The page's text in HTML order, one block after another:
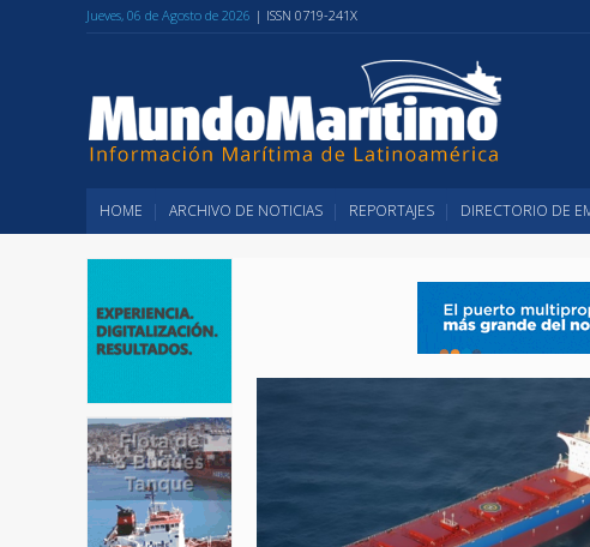
Jueves, 06 de Agosto de 2026 | ISSN 0719-241X
HOME ARCHIVO DE NOTICIAS REPORTAJES DIRECTORIO DE